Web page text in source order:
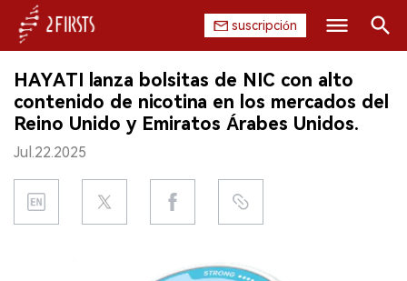
suscripción
INICIO
EMPRESA
PRODUCTO
REGULACIÓN
Buscar
HAYATI lanza bolsitas de NIC con alto
contenido de nicotina en los mercados del
Reino Unido y Emiratos Árabes Unidos.
Jul.22.2025